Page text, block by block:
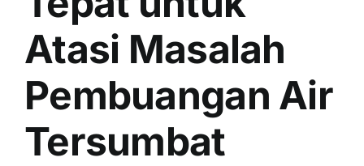
Atasi Masalah
Pembuangan Air
Tersumbat